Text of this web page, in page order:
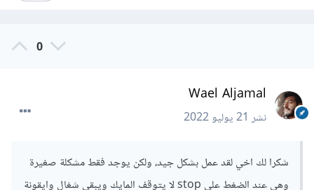
0
Wael Aljamal
نشر21 يوليو 2022
شكرا لك اخي لقد عمل بشكل جيد، ولكن يوجد فقط مشكلة صغيرة
وهي عند الضغط على stop لا يتوقف المايك ويبقى شغال وايقونة